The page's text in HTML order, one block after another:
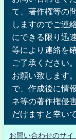
て、著作権等の
しますのでご連
にできる限り迅
等により連絡を
ご了承ください
お願い致します
で、作成後に情
ネ等の著作権侵
だけますと幸いで
お問い合わせのサ